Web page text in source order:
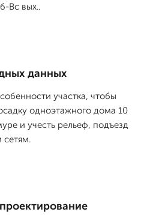
Вс вых..
данных
участка, чтобы
одноэтажного дома 10
и учесть рельеф, подъезд